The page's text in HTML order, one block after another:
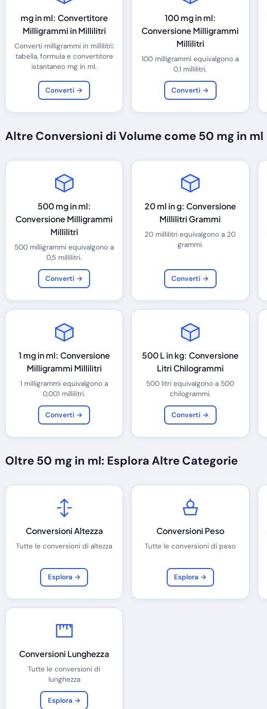
mg in ml: Convertitore
Milligrammi in Millilitri
Converti milligrammi in millilitri:
tabella, formula e convertitore
istantaneo mg in ml.
Converti →
100 mg in ml:
Conversione Milligrammi
Millilitri
100 milligrammi equivalgono a
0,1 millilitri.
Converti →
Altre Conversioni di Volume come 50 mg in ml
500 mg in ml:
Conversione Milligrammi
Millilitri
500 milligrammi equivalgono a
0,5 millilitri.
Converti →
20 ml in g: Conversione
Millilitri Grammi
20 millilitri equivalgono a 20
grammi.
Converti →
1 mg in ml: Conversione
Milligrammi Millilitri
1 milligrammi equivalgono a
0,001 millilitri.
Converti →
500 L in kg: Conversione
Litri Chilogrammi
500 litri equivalgono a 500
chilogrammi.
Converti →
Oltre 50 mg in ml: Esplora Altre Categorie
Conversioni Altezza
Tutte le conversioni di altezza
Esplora →
Conversioni Peso
Tutte le conversioni di peso
Esplora →
Conversioni Lunghezza
Tutte le conversioni di
lunghezza
Esplora →